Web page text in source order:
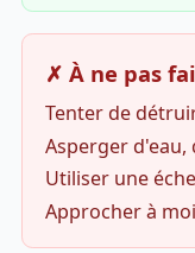
✗ À ne pas
Tenter de
Asperger d'eau,
Utiliser une
Approcher à